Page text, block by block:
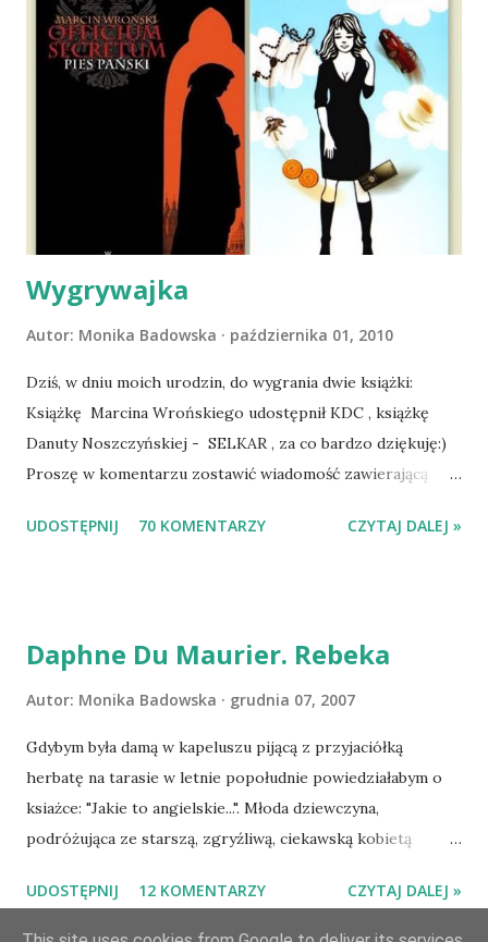
nieco okrzepliśmy w codzienności z psem, a Amber - z
ludźmi i kotami, pojawił się pomysł na wspólny jesienny
wyjazd w Beskid Niski. Zanim to jednak się stało psica miała
atak padaczki, co spowodowało, że wyjazd odwołaliśmy,
wdrożyliśmy leczenie i od nowa zaczęliśmy oswajać z nami i
wspólnym życiem zdezorientowanego chorobą psa. Udało
się ustabilizować zawirowania zdrowotne i wówczas
zaczęliśmy się cieszyć sobą wzajemnie już na 100%.
Dopier...
Wygrywajka
Autor: Monika Badowska października 01, 2010
Dziś, w dniu moich urodzin, do wygrania dwie książki:
Książkę Marcina Wrońskiego udostępnił KDC , książkę
Danuty Noszczyńskiej - SELKAR , za co bardzo dziękuję:)
Proszę w komentarzu zostawić wiadomość zawierającą
Losowanie odbędzie się w niedzielę o 8:00. Zapraszam
UDOSTĘPNIJ 70 KOMENTARZY CZYTAJ DALEJ »
Daphne Du Maurier. Rebeka
Autor: Monika Badowska grudnia 07, 2007
Gdybym była damą w kapeluszu pijącą z przyjaciółką
herbatę na tarasie w letnie popołudnie powiedziałabym o
ksiażce: "Jakie to angielskie...". Młoda dziewczyna,
podróżująca ze starszą, zgryźliwą, ciekawską kobietą
de Wintera, właściciela uroczej posiadłości Manderley,
owdowiałego przed niespełna rokiem. Gdy starsza pani
UDOSTĘPNIJ 12 KOMENTARZY CZYTAJ DALEJ »